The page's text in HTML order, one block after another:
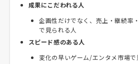
成果にこだわれる人
企画性だけでなく、売上・継続率
で見られる人
スピード感のある人
変化の早いゲーム/エンタメ市場